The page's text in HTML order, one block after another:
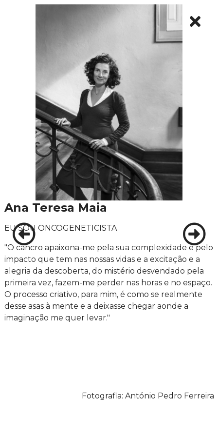
Ana Teresa Maia
EU SOU ONCOGENETICISTA
"O cancro apaixona-me pela sua complexidade e pelo
impacto que tem nas nossas vidas e a excitação e a
alegria da descoberta, do mistério desvendado pela
primeira vez, fazem-me perder nas horas e no espaço.
O processo criativo, para mim, é como se realmente
desse asas à mente e a deixasse chegar aonde a
imaginação me quer levar."
Fotografia: António Pedro Ferreira